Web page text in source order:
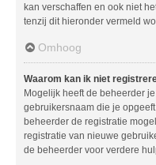
kan verschaffen en ook niet
tenzij dit hieronder vermeld
Omhoog
Waarom kan ik niet
Mogelijk heeft de beheerder
gebruikersnaam die je
beheerder de registratie
registratie van nieuwe
de beheerder voor verdere